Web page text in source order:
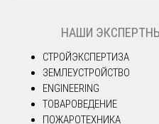
НАШИ
СТРОЙЭКСПЕРТИЗА
ЗЕМЛЕУСТРОЙСТВО
ENGINEERING
ТОВАРОВЕДЕНИЕ
ПОЖАРОТЕХНИКА